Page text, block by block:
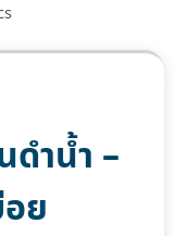
ำน้ำ –
ย